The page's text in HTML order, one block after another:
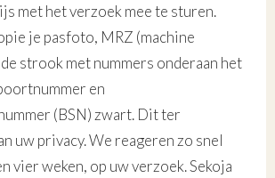
met het verzoek mee te sturen.
je pasfoto, MRZ (machine
strook met nummers onderaan het
en
(BSN) zwart. Dit ter
uw privacy. We reageren zo snel
vier weken, op uw verzoek. Sekoja